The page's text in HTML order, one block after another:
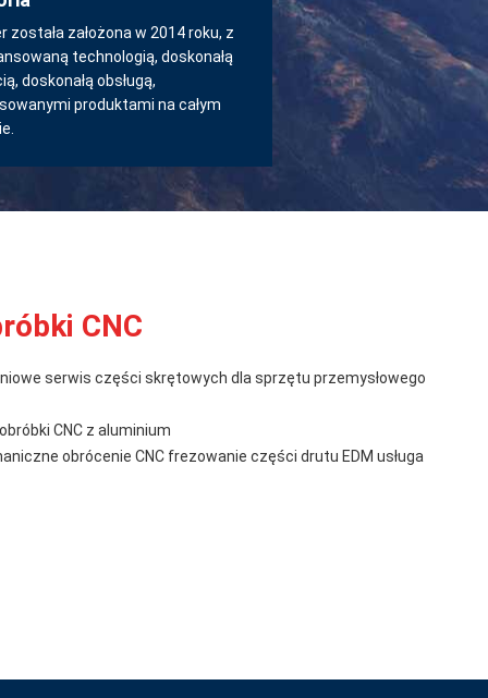
została założona w 2014 roku, z
technologią, doskonałą
doskonałą obsługą,
produktami na całym
CNC
serwis części skrętowych dla sprzętu przemysłowego
CNC z aluminium
obrócenie CNC frezowanie części drutu EDM usługa